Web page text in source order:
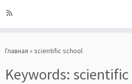
toГлавная » scientific school
Keywords: scientific